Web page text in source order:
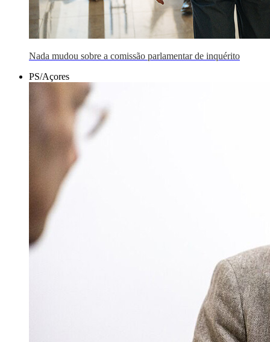
Nada mudou sobre a comissão parlamentar de inquérito
PS/Açores